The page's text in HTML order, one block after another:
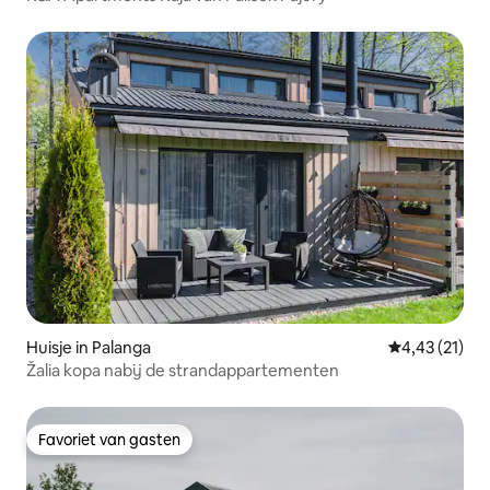
Huisje in Palanga Gemiddelde
4,43 (21)
Žalia kopa nabij de strandappartementen
Favoriet van gasten
Favoriet van gasten